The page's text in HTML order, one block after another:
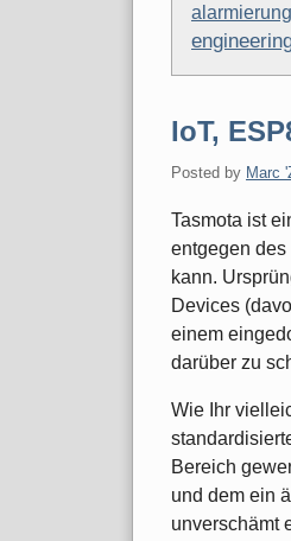
alarmierung
IoT,
Posted by Marc
Tasmota ist
entgegen
kann.
Devices
einem
darüber zu
Wie Ihr
Bereich
und dem ein
unverschämt